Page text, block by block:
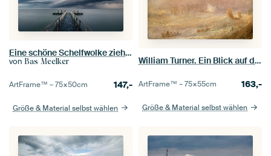
Eine schöne Schelfwolke zieht über das IJsselmeer und erzeugt eine spektakuläre Wolkenlandschaft. In
von Bas Meelker
ArtFrame™ –75×50cm 147,-
Größe & Material selbst wählen
William Turner. Ein Blick auf den Deal, Kent
ArtFrame™ –75×55cm 163,-
Größe & Material selbst wählen